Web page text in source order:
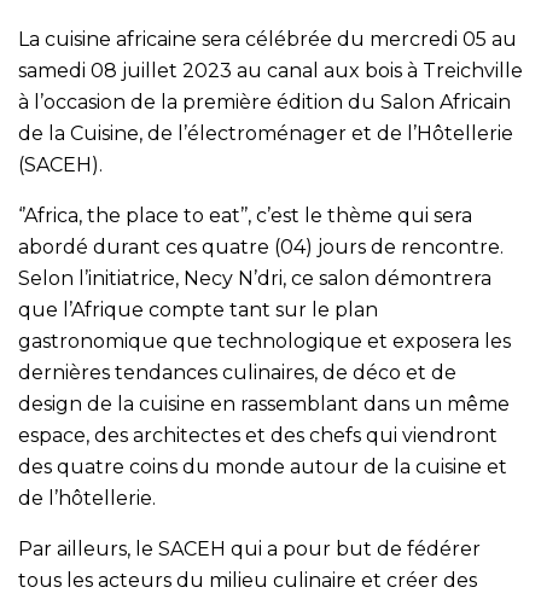
La cuisine africaine sera célébrée du mercredi 05 au
samedi 08 juillet 2023 au canal aux bois à Treichville
à l’occasion de la première édition du Salon Africain
de la Cuisine, de l’électroménager et de l’Hôtellerie
(SACEH).
‘’Africa, the place to eat’’, c’est le thème qui sera
abordé durant ces quatre (04) jours de rencontre.
Selon l’initiatrice, Necy N’dri, ce salon démontrera
que l’Afrique compte tant sur le plan
gastronomique que technologique et exposera les
dernières tendances culinaires, de déco et de
design de la cuisine en rassemblant dans un même
espace, des architectes et des chefs qui viendront
des quatre coins du monde autour de la cuisine et
de l’hôtellerie.
Par ailleurs, le SACEH qui a pour but de fédérer
tous les acteurs du milieu culinaire et créer des